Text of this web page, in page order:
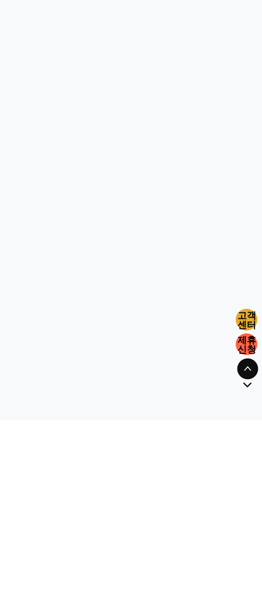
고객
센터
제휴
신청